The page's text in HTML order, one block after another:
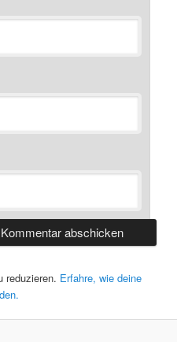
reduzieren. Erfahre, wie deine